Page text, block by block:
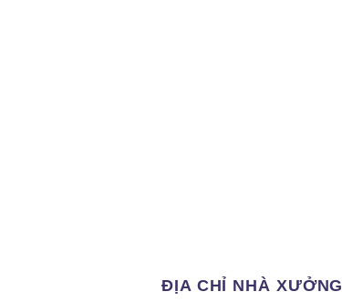
ĐỊA CHỈ NHÀ XƯỞNG